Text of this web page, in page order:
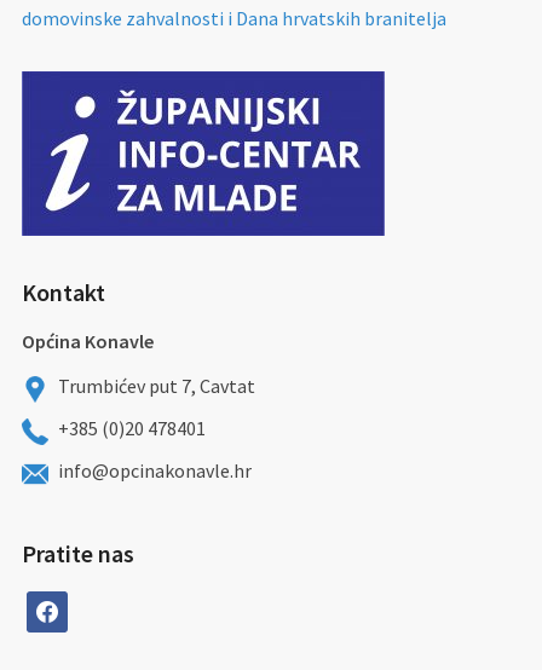
domovinske zahvalnosti i Dana hrvatskih branitelja
Kontakt
Općina Konavle
Trumbićev put 7, Cavtat
+385 (0)20 478401
info@opcinakonavle.hr
Pratite nas
facebook